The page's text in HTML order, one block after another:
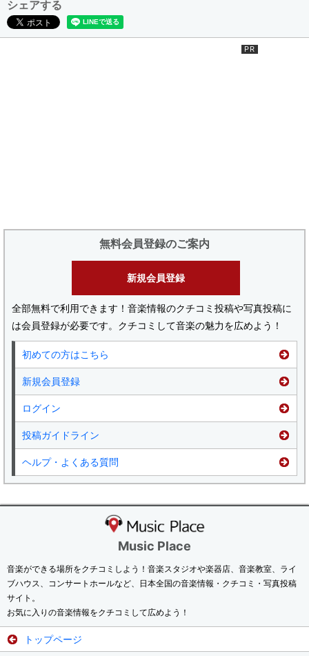
シェアする
無料会員登録のご案内
新規会員登録
全部無料で利用できます！音楽情報のクチコミ投稿や写真投稿に
は会員登録が必要です。クチコミして音楽の魅力を広めよう！
初めての方はこちら
新規会員登録
ログイン
投稿ガイドライン
ヘルプ・よくある質問
Music Place
音楽ができる場所をクチコミしよう！音楽スタジオや楽器店、音楽教室、ライ
ブハウス、コンサートホールなど、日本全国の音楽情報・クチコミ・写真投稿
サイト。
お気に入りの音楽情報をクチコミして広めよう！
トップページ